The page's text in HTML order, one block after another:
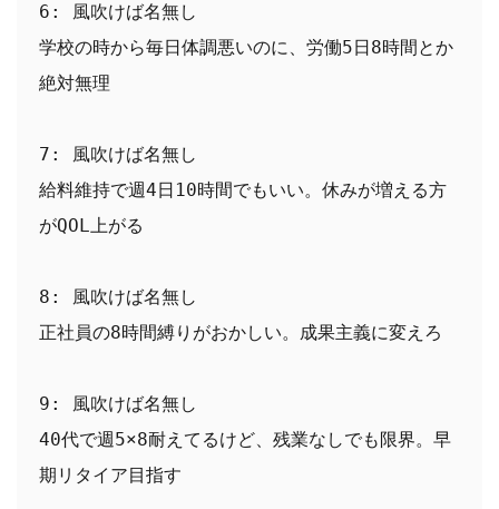
6: 風吹けば名無し
学校の時から毎日体調悪いのに、労働5日8時間とか
絶対無理
7: 風吹けば名無し
給料維持で週4日10時間でもいい。休みが増える方
がQOL上がる
8: 風吹けば名無し
正社員の8時間縛りがおかしい。成果主義に変えろ
9: 風吹けば名無し
40代で週5×8耐えてるけど、残業なしでも限界。早
期リタイア目指す